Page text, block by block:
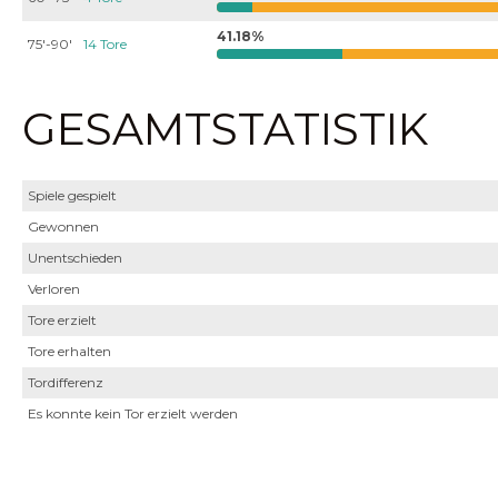
75'-90' 14 Tore 41.18%
GESAMTSTATISTIK
Spiele gespielt
Gewonnen
Unentschieden
Verloren
Tore erzielt
Tore erhalten
Tordifferenz
Es konnte kein Tor erzielt werden